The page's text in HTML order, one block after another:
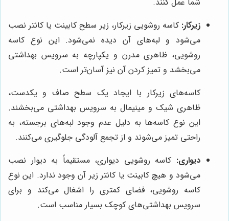
زیرکار: کاسه روشویی زیرکار، زیر سطح کابینت یا کانتر نصب
می‌شود و لبه‌های آن دیده نمی‌شود. این نوع کاسه
روشویی، ظاهری مدرن و یکپارچه به سرویس بهداشتی
می‌بخشد و تمیز کردن آن نیز آسان‌تر است.
کاسه‌های زیرکار با ایجاد یک سطح صاف و یکدست،
ظاهری شیک و مینیمال به سرویس بهداشتی می‌بخشند.
این نوع کاسه‌ها به دلیل عدم وجود لبه‌های برجسته، به
راحتی تمیز می‌شوند و از تجمع آلودگی جلوگیری می‌کنند.
دیواری: کاسه روشویی دیواری، مستقیماً به دیوار نصب
می‌شود و هیچ کابینت یا کانتر زیر آن وجود ندارد. این نوع
کاسه روشویی، فضای کمتری را اشغال می‌کند و برای
سرویس بهداشتی‌های کوچک بسیار مناسب است.